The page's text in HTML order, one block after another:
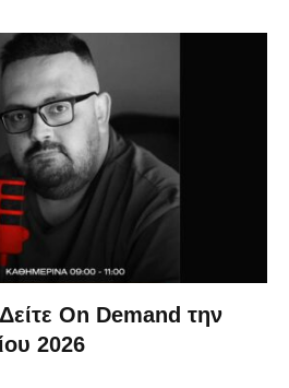
On Demand την
2026